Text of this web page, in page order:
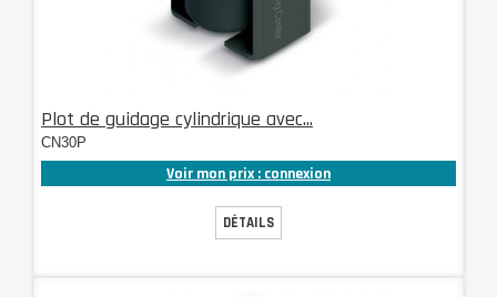
Plot de guidage cylindrique avec...
CN30P
Voir mon prix : connexion
DÉTAILS